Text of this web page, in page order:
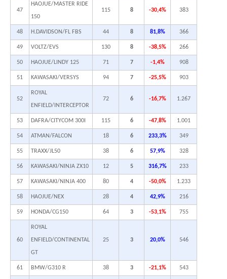
47
HAOJUE/MASTER RIDE
150
115 8 -30,4% 383
48 H.DAVIDSON/FL FBS 44 8 81,8% 366
49 VOLTZ/EVS 130 8 -38,5% 266
50 HAOJUE/LINDY 125 71 7 -1,4% 908
51 KAWASAKI/VERSYS 94 7 -25,5% 903
52
ROYAL
ENFIELD/INTERCEPTOR
72 6 -16,7% 1.267
53 DAFRA/CITYCOM 300I 115 6 -47,8% 1.001
54 ATMAN/FALCON 18 6 233,3% 349
55 TRAXX/JL50 38 6 57,9% 328
56 KAWASAKI/NINJA ZX10 12 5 316,7% 233
57 KAWASAKI/NINJA 400 80 4 -50,0% 1.233
58 HAOJUE/NEX 28 4 42,9% 216
59 HONDA/CG150 64 3 -53,1% 755
60
ROYAL
ENFIELD/CONTINENTAL
GT
25 3 20,0% 546
61 BMW/G310 R 38 3 -21,1% 543